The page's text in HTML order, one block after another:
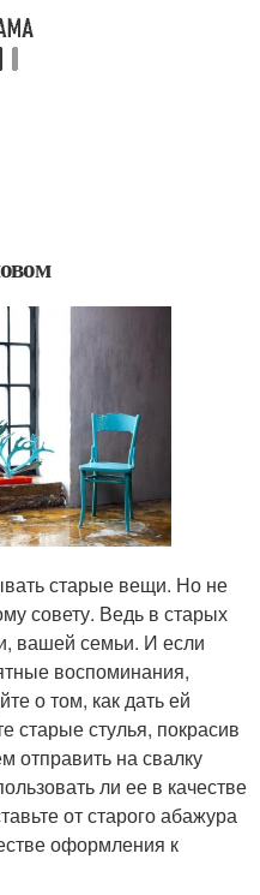
старые вещи. Но не
совету. Ведь в старых
вашей семьи. И если
воспоминания,
о том, как дать ей
старые стулья, покрасив
отправить на свалку
ли ее в качестве
от старого абажура
оформления к